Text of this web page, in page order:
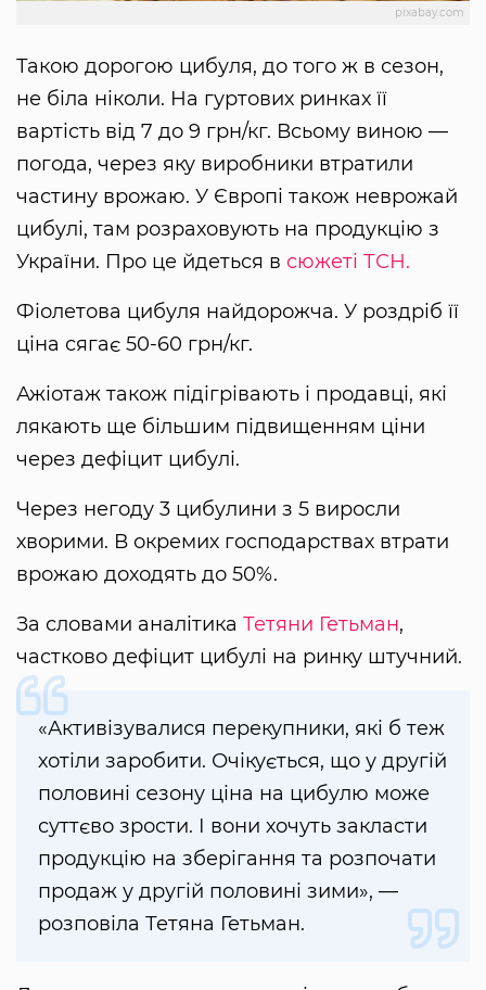
pixabay.com
Такою дорогою цибуля, до того ж в сезон,
не біла ніколи. На гуртових ринках її
вартість від 7 до 9 грн/кг. Всьому виною —
погода, через яку виробники втратили
частину врожаю. У Європі також неврожай
цибулі, там розраховують на продукцію з
України. Про це йдеться в сюжеті ТСН.
Фіолетова цибуля найдорожча. У роздріб її
ціна сягає 50-60 грн/кг.
Ажіотаж також підігрівають і продавці, які
лякають ще більшим підвищенням ціни
через дефіцит цибулі.
Через негоду 3 цибулини з 5 виросли
хворими. В окремих господарствах втрати
врожаю доходять до 50%.
За словами аналітика Тетяни Гетьман,
частково дефіцит цибулі на ринку штучний.
«Активізувалися перекупники, які б теж
хотіли заробити. Очікується, що у другій
половині сезону ціна на цибулю може
суттєво зрости. І вони хочуть закласти
продукцію на зберігання та розпочати
продаж у другій половині зими», —
розповіла Тетяна Гетьман.